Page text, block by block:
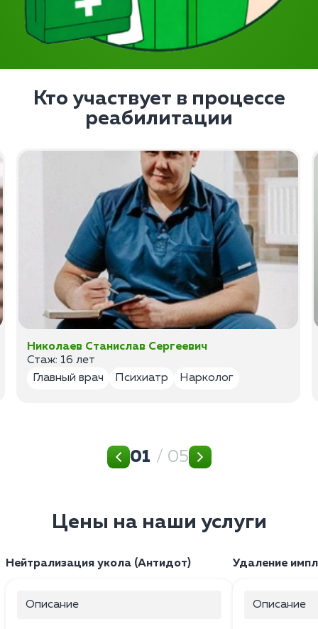
Кто участвует в процессе
реабилитации
Николаев Станислав Сергеевич
Стаж: 16 лет
Главный врач
Психиатр Нарколог
01 / 05
Цены на наши услуги
Нейтрализация укола (Антидот)
Описание
Удаление
Описание